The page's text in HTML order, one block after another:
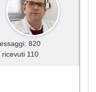
820
110